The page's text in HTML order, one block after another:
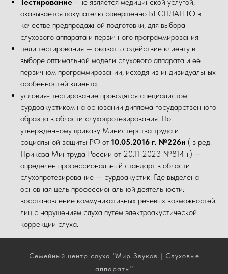
оказывается покупателю совершенно БЕСПЛАТНО в
качестве предпродажной подготовки, для выбора
слухового аппарата и первичного программирования!
цели тестирования — оказать содействие клиенту в
выборе оптимальной модели слухового аппарата и её
первичном программировании, исходя из индивидуальных
особенностей клиента.
условия- тестирование проводятся специалистом
сурдоакустиком на основании диплома государственного
образца в области слухопротезирования. По
утвержденному приказу Министерства труда и
социальной защиты РФ от 10.05.2016 г. №226н ( в ред.
Приказа Минтруда России от 20.11.2023 №814н.) —
определен профессиональный стандарт в области
слухопротезирование — сурдоакустик. Где выделена
основная цель профессиональной деятельности:
восстановление коммуникативных речевых возможностей
лиц с нарушениям слуха путем электроакустической
коррекции слуха.
Семейный центр слуха "Мир Звуков | Слуховые
аппараты"